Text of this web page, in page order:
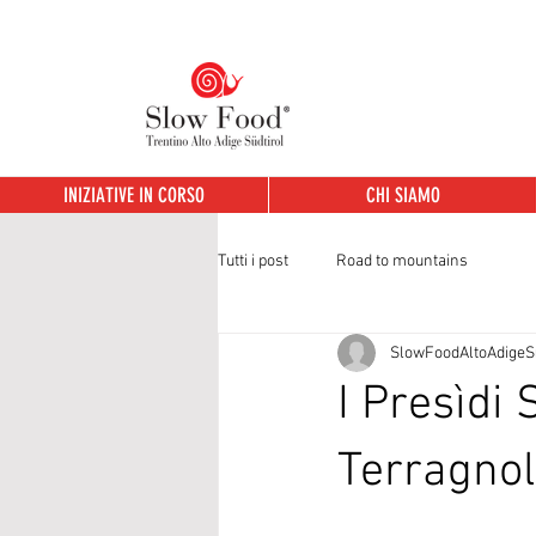
INIZIATIVE IN CORSO CHI SIAMO
Tutti i post Road to mountains
I Presìdi